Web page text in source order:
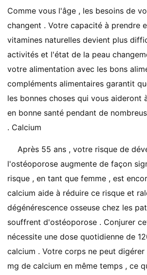
Comme vous l'âge , les besoins de
changent . Votre capacité à prendre
vitamines naturelles devient plus
activités et l'état de la peau
votre alimentation avec les bons
compléments alimentaires garantit
les bonnes choses qui vous aideront
en bonne santé pendant de
. Calcium
Après 55 ans , votre risque de
l'ostéoporose augmente de façon
risque , en tant que femme , est
calcium aide à réduire ce risque et
dégénérescence osseuse chez les
souffrent d'ostéoporose . Conjurer
nécessite une dose quotidienne de
calcium . Votre corps ne peut
mg de calcium en même temps , ce